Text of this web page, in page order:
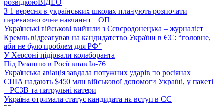
розвідкоюВІДЕО
З 1 вересня в українських школах планують розпочати
переважно очне навчання – ОП
Українські військові вийшли з Сєвєродонецька – журналіст
Кремль відреагував на кандидатство України в ЄС: “головне,
аби не було проблем для РФ”
У Херсоні підірвали колаборанта
Під Рязанню в Росії впав Іл-76
Українська авіація завдала потужних ударів по росіянах
США надають $450 млн військової допомоги Україні, у пакеті
– РСЗВ та патрульні катери
Україна отримала статус кандидата на вступ в ЄС